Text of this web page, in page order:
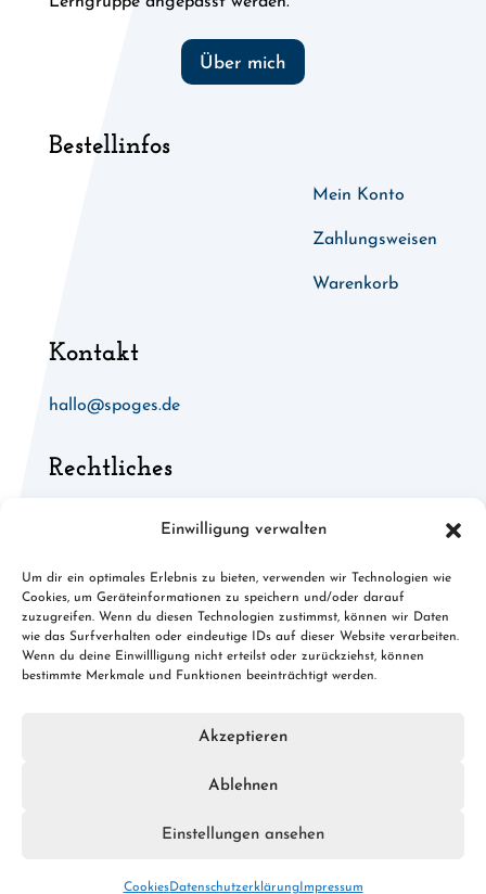
Einwilligung verwalten
Um dir ein optimales Erlebnis zu bieten, verwenden wir Technologien wie
Cookies, um Geräteinformationen zu speichern und/oder darauf
zuzugreifen. Wenn du diesen Technologien zustimmst, können wir Daten
wie das Surfverhalten oder eindeutige IDs auf dieser Website verarbeiten.
Wenn du deine Einwillligung nicht erteilst oder zurückziehst, können
bestimmte Merkmale und Funktionen beeinträchtigt werden.
Akzeptieren
Ablehnen
Einstellungen ansehen
CookiesDatenschutzerklärungImpressum
Über mich
Bestellinfos
Mein Konto
Zahlungsweisen
Warenkorb
Kontakt
hallo@spoges.de
Rechtliches
Allgemeine Geschäftsbedingungen
Cookies
Datenschutz
© 2026 spoges.de · Konzept, Design & Umsetzung: